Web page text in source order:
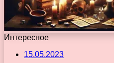
Интересное
15.05.2023